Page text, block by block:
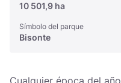
10 501,9 ha
Símbolo del parque
Bisonte
Cualquier época del